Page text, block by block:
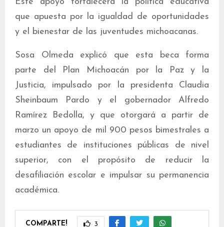
Este apoyo fortalecerá la política educativa
que apuesta por la igualdad de oportunidades
y el bienestar de las juventudes michoacanas.
Sosa Olmeda explicó que esta beca forma
parte del Plan Michoacán por la Paz y la
Justicia, impulsado por la presidenta Claudia
Sheinbaum Pardo y el gobernador Alfredo
Ramírez Bedolla, y que otorgará a partir de
marzo un apoyo de mil 900 pesos bimestrales a
estudiantes de instituciones públicas de nivel
superior, con el propósito de reducir la
desafiliación escolar e impulsar su permanencia
académica.
COMPARTE! 3